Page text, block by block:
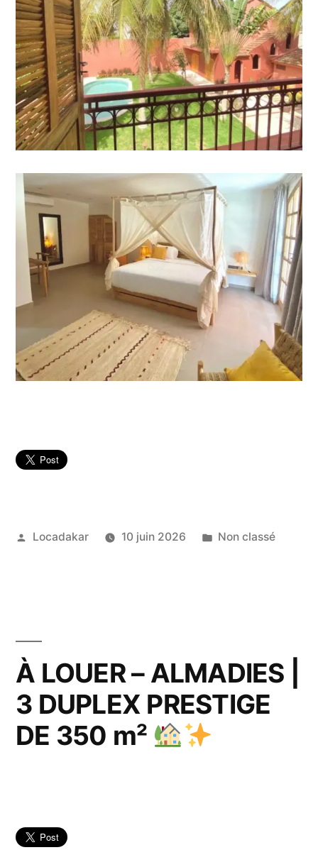
Publié
Locadakar 10 juin 2026
Publié
Non classé
À LOUER – ALMADIES |
3 DUPLEX PRESTIGE
DE 350 m²